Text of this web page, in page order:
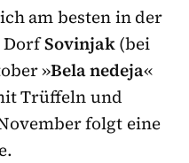
am besten in der
DorfSovinjak(bei
»Bela nedeja«
Trüffeln und
folgt eine